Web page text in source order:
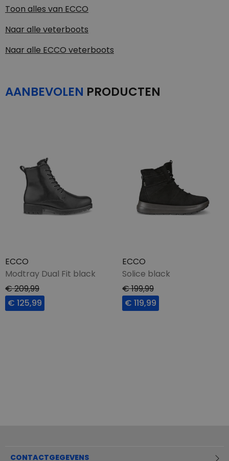
Toon alles van ECCO
Naar alle veterboots
Naar alle ECCO veterboots
AANBEVOLEN PRODUCTEN
ECCO
Modtray Dual Fit black
€ 209,99
€ 125,99
ECCO
Solice black
€ 199,99
€ 119,99
CONTACTGEGEVENS